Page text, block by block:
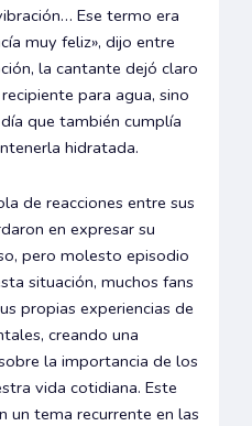
Ese termo era
muy feliz», dijo entre
la cantante dejó claro
para agua, sino
que también cumplía
hidratada.
de reacciones entre sus
en expresar su
pero molesto episodio
situación, muchos fans
propias experiencias de
creando una
la importancia de los
vida cotidiana. Este
un tema recurrente en las